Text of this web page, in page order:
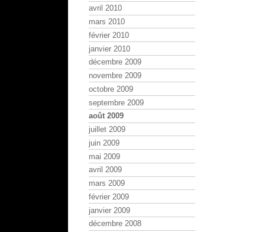
avril 2010
mars 2010
février 2010
janvier 2010
décembre 2009
novembre 2009
octobre 2009
septembre 2009
août 2009
juillet 2009
juin 2009
mai 2009
avril 2009
mars 2009
février 2009
janvier 2009
décembre 2008